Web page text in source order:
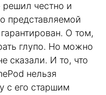
честно и
представляемой
О том,
глупо. Но можно
сказали. И то, что
нельзя
с его старшим